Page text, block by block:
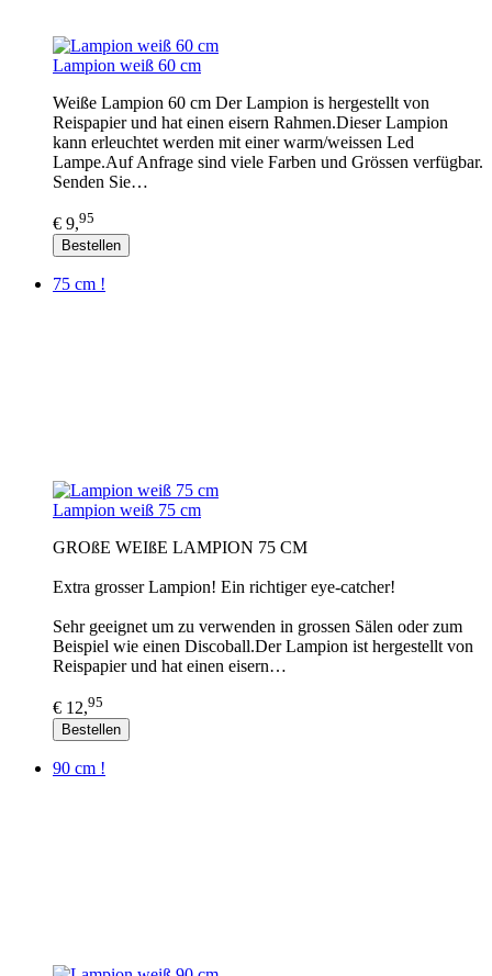
Lampion weiß 60 cm
Weiße Lampion 60 cm Der Lampion is hergestellt von
Reispapier und hat einen eisern Rahmen.Dieser Lampion
kann erleuchtet werden mit einer warm/weissen Led
Lampe.Auf Anfrage sind viele Farben und Grössen verfügbar.
Senden Sie…
€ 9,95
Bestellen
75 cm !
Lampion weiß 75 cm
GROßE WEIßE LAMPION 75 CM
Extra grosser Lampion! Ein richtiger eye-catcher!
Sehr geeignet um zu verwenden in grossen Sälen oder zum
Beispiel wie einen Discoball.Der Lampion ist hergestellt von
Reispapier und hat einen eisern…
€ 12,95
Bestellen
90 cm !